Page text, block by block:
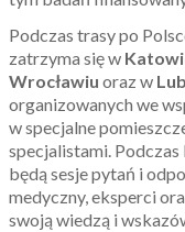
Podczas trasy po
zatrzyma się w
Wrocławiu oraz w
organizowanych we
w specjalne
specjalistami.
będą sesje pytań i
medyczny, eksperci
swoją wiedzą i